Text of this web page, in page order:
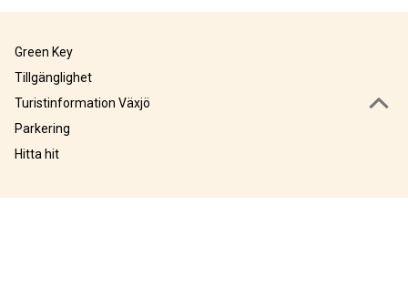
Green Key
Tillgänglighet
Turistinformation Växjö
Parkering
Hitta hit